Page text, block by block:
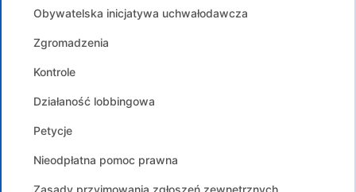
Obywatelska inicjatywa uchwałodawcza
Zgromadzenia
Kontrole
Działaność lobbingowa
Petycje
Nieodpłatna pomoc prawna
Zasady przyjmowania zgłoszeń zewnętrznych